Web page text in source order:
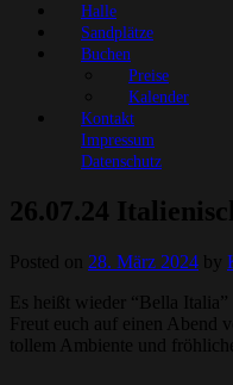
Halle
Sandplätze
Buchen
Preise
Kalender
Kontakt
Impressum
Datenschutz
26.07.24
Posted on 28. März 2024 by
Es heißt wieder “Bella Italia”
Freut euch auf einen Abend
tollem Ambiente und